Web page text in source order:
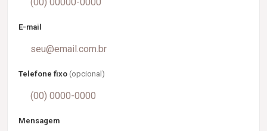
E-mail
Telefone fixo (opcional)
Mensagem